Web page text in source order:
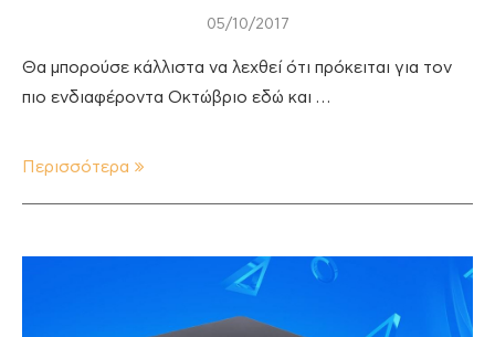
05/10/2017
Θα μπορούσε κάλλιστα να λεχθεί ότι πρόκειται για τον
πιο ενδιαφέροντα Οκτώβριο εδώ και …
Περισσότερα